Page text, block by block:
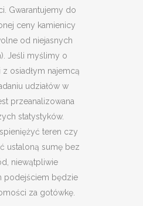
Gwarantujemy do
ceny kamienicy
od niejasnych
Jeśli myślimy o
osiadłym najemcą
udziałów w
przeanalizowana
statystyków.
teren czy
ustaloną sumę bez
niewątpliwie
podejściem będzie
za gotówkę.